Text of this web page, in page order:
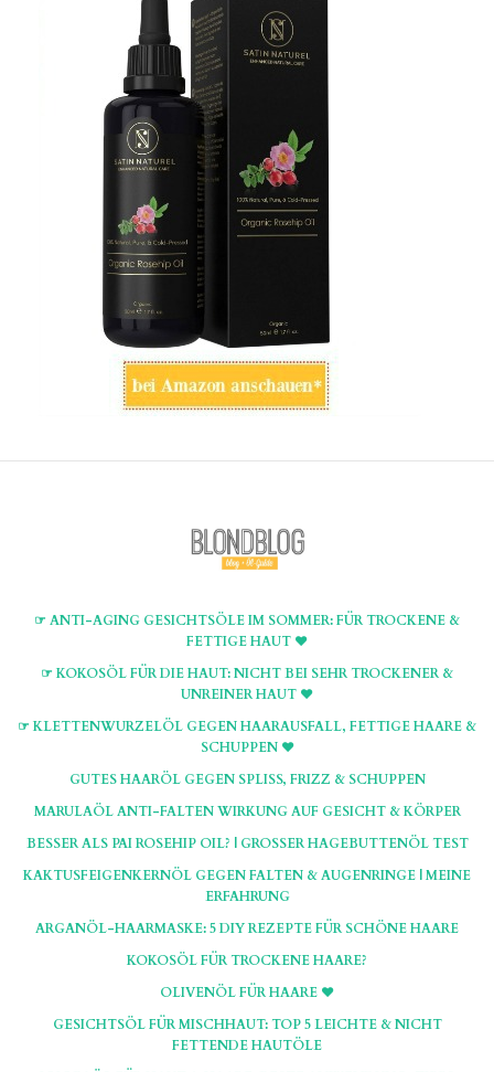
☞ ANTI-AGING GESICHTSÖLE IM SOMMER: FÜR TROCKENE &
FETTIGE HAUT ♥
☞ KOKOSÖL FÜR DIE HAUT: NICHT BEI SEHR TROCKENER &
UNREINER HAUT ♥
☞ KLETTENWURZELÖL GEGEN HAARAUSFALL, FETTIGE HAARE &
SCHUPPEN ♥
GUTES HAARÖL GEGEN SPLISS, FRIZZ & SCHUPPEN
MARULAÖL ANTI-FALTEN WIRKUNG AUF GESICHT & KÖRPER
BESSER ALS PAI ROSEHIP OIL? | GROSSER HAGEBUTTENÖL TEST
KAKTUSFEIGENKERNÖL GEGEN FALTEN & AUGENRINGE | MEINE
ERFAHRUNG
ARGANÖL-HAARMASKE: 5 DIY REZEPTE FÜR SCHÖNE HAARE
KOKOSÖL FÜR TROCKENE HAARE?
OLIVENÖL FÜR HAARE ♥
GESICHTSÖL FÜR MISCHHAUT: TOP 5 LEICHTE & NICHT
FETTENDE HAUTÖLE